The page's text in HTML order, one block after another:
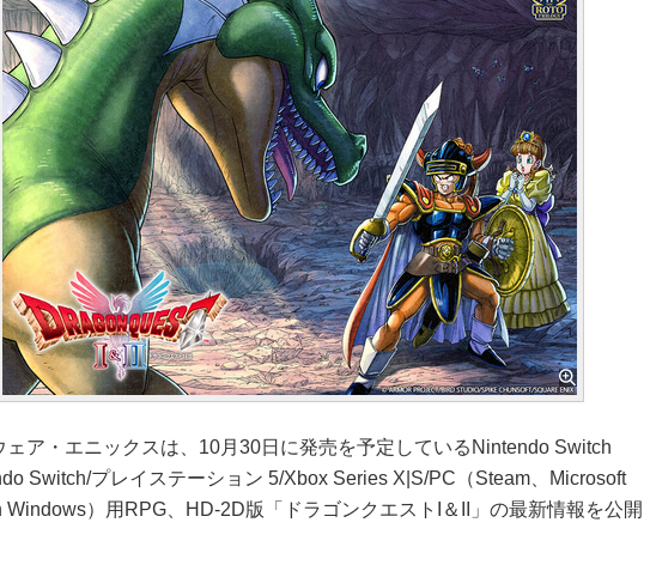
ア・エニックスは、10月30日に発売を予定しているNintendo Switch
Switch/プレイステーション 5/Xbox Series X|S/PC（Steam、Microsoft
Windows）用RPG、HD-2D版「ドラゴンクエストI＆II」の最新情報を公開